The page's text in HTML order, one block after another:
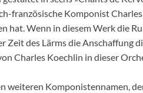
französische Komponist
hat. Wenn in diesem Werk die
Zeit des Lärms die Anschaffung
Charles Koechlin in dieser
weiteren Komponistennamen,